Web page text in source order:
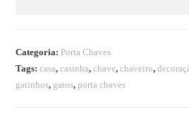
Categoria: Porta Chaves
Tags:casa,casinha,chave,chaveiro,
gatinhos, gatos,porta chaves